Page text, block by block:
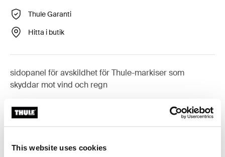
This website uses cookies
Thule Garanti
Hitta i butik
sidopanel för avskildhet för Thule-markiser som
skyddar mot vind och regn
Tillbehör till Thule Rain Blocker G2